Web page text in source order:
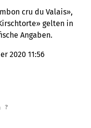
cru du Valais»,
gelten in
Angaben.
2020 11:56
?